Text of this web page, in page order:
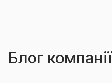
Блог компанії